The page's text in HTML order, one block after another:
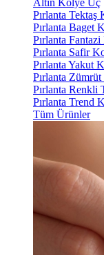
Altın Kolye Uç
Pırlanta Tektaş
Pırlanta Baget
Pırlanta
Pırlanta Safir
Pırlanta Yakut
Pırlanta
Pırlanta Renkli
Pırlanta Trend
Tüm Ürünler